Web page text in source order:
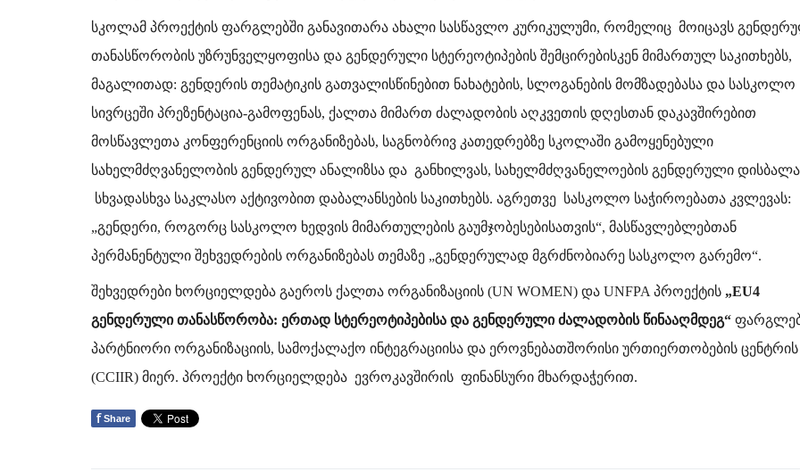
სკოლამ პროექტის ფარგლებში განავითარა ახალი სასწავლო კურიკულუმი, რომელიც მოიცავს
თანასწორობის უზრუნველყოფისა და გენდერული სტერეოტიპების შემცირებისკენ მიმართულ საკითხებს,
მაგალითად: გენდერის თემატიკის გათვალისწინებით ნახატების, სლოგანების მომზადებასა და სასკოლო
სივრცეში პრეზენტაცია-გამოფენას, ქალთა მიმართ ძალადობის აღკვეთის დღესთან დაკავშირებით
მოსწავლეთა კონფერენციის ორგანიზებას, საგნობრივ კათედრებზე სკოლაში გამოყენებული
სახელმძღვანელობის გენდერულ ანალიზსა და განხილვას, სახელმძღვანელოების გენდერული
სხვადასხვა საკლასო აქტივობით დაბალანსების საკითხებს. აგრეთვე სასკოლო საჭიროებათა კვლევას:
„გენდერი, როგორც სასკოლო ხედვის მიმართულების გაუმჯობესებისათვის“, მასწავლებლებთან
პერმანენტული შეხვედრების ორგანიზებას თემაზე „გენდერულად მგრძნობიარე სასკოლო გარემო“.
შეხვედრები ხორციელდება გაეროს ქალთა ორგანიზაციის (UN WOMEN) და UNFPA პროექტის „EU4
გენდერული თანასწორობა: ერთად სტერეოტიპებისა და გენდერული ძალადობის წინააღმდეგ“
პარტნიორი ორგანიზაციის, სამოქალაქო ინტეგრაციისა და ეროვნებათშორისი ურთიერთობების ცენტრის
(CCIIR) მიერ. პროექტი ხორციელდება ევროკავშირის ფინანსური მხარდაჭერით.
fShare